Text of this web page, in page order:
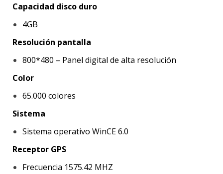
Capacidad disco duro
4GB
Resolución pantalla
800*480 – Panel digital de alta resolución
Color
65.000 colores
Sistema
Sistema operativo WinCE 6.0
Receptor GPS
Frecuencia 1575.42 MHZ